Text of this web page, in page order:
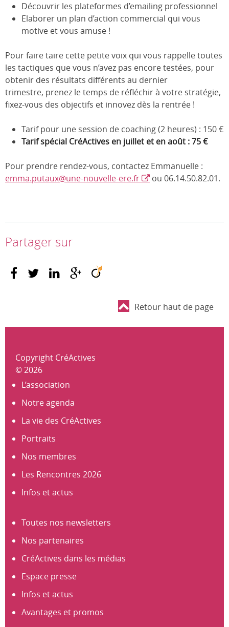
Découvrir les plateformes d’emailing professionnel
Elaborer un plan d’action commercial qui vous
motive et vous amuse !
Pour faire taire cette petite voix qui vous rappelle toutes
les tactiques que vous n’avez pas encore testées, pour
obtenir des résultats différents au dernier
trimestre, prenez le temps de réfléchir à votre stratégie,
fixez-vous des objectifs et innovez dès la rentrée !
Tarif pour une session de coaching (2 heures) : 150 €
Tarif spécial CréActives en juillet et en août :75 €
Pour prendre rendez-vous, contactez Emmanuelle :
emma.putaux@une-nouvelle-ere.fr
ou 06.14.50.82.01.
Partager sur
Retour haut de page
Copyright CréActives
© 2026
L’association
Notre agenda
La vie des CréActives
Portraits
Nos membres
Les Rencontres 2026
Infos et actus
Toutes nos newsletters
Nos partenaires
CréActives dans les médias
Espace presse
Infos et actus
Avantages et promos